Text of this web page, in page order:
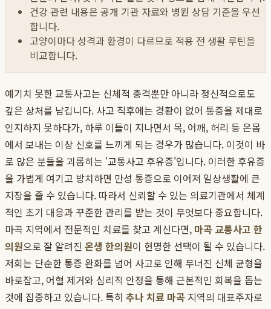
건강 관련 내용은 공개 기관 자료와 병원 상담 기준을 우선
합니다.
고양이마다 성격과 환경이 다르므로 적용 전 생활 루틴을
비교합니다.
예기치 못한 교통사고는 신체적 충격뿐만 아니라 정신적으로도
깊은 상처를 남깁니다. 사고 직후에는 경황이 없어 통증을 제대로
인지하지 못하다가, 하루 이틀이 지나면서 목, 어깨, 허리 등 온몸
에서 보내는 이상 신호를 느끼게 되는 경우가 많습니다. 이것이 바
로 많은 분들을 괴롭히는 '교통사고 후유증'입니다. 이러한 후유증
을 가볍게 여기고 방치하면 만성 통증으로 이어져 일상생활에 큰
지장을 줄 수 있습니다. 따라서 신뢰할 수 있는 의료기관에서 체계
적인 초기 대응과 꾸준한 관리를 받는 것이 무엇보다 중요합니다.
마곡 지역에서 전문적인 치료를 찾고 계신다면, 마곡 교통사고 한
의원으로 잘 알려진 온생 한의원이 현명한 선택이 될 수 있습니다.
저희는 단순한 통증 완화를 넘어 사고로 인해 무너진 신체 균형을
바로잡고, 어혈 제거와 심리적 안정을 통해 근본적인 회복을 돕는
것에 집중하고 있습니다. 특히 추나 치료 마곡 지역의 대표주자로